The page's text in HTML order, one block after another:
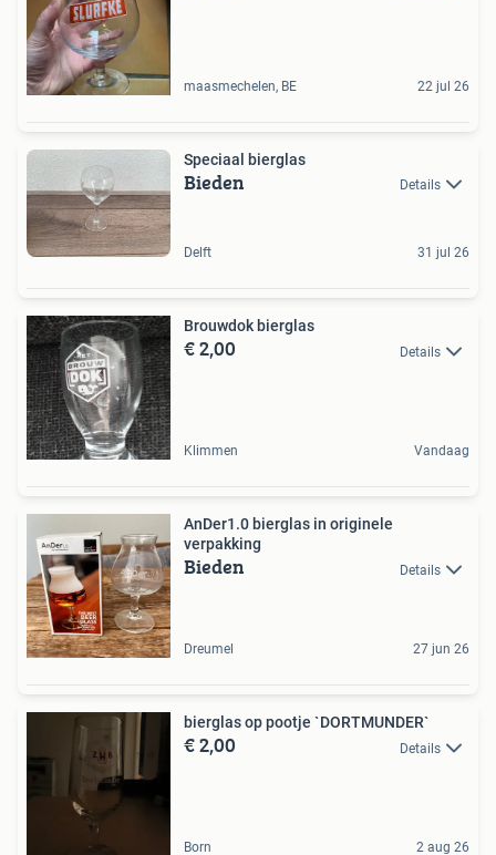
maasmechelen, BE 22 jul 26
Speciaal bierglas
Bieden Details
Delft 31 jul 26
Brouwdok bierglas
€ 2,00 Details
Klimmen Vandaag
AnDer1.0 bierglas in originele
verpakking
Bieden Details
Dreumel 27 jun 26
bierglas op pootje `DORTMUNDER`
€ 2,00 Details
Born 2 aug 26